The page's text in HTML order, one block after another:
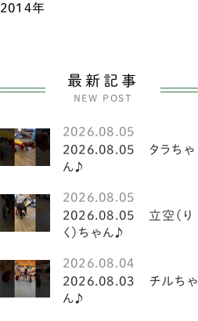
アメリカンコッカースパ
ビーグル 2
コーギー
甲斐犬
スピッツ
小型犬
ヨークシャテリア
ビションフリーゼ
香川県
鳥取県 1
2014年
最新記事
NEW POST
2026.08.05
2026.08.05 タラちゃ
ん♪
2026.08.05
2026.08.05 立空（り
く）ちゃん♪
2026.08.04
2026.08.03 チルちゃ
ん♪